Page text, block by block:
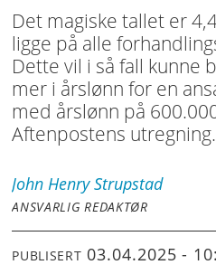
Det magiske tallet er
ligge på alle
Dette vil i så fall kunne
mer i årslønn for en
med årslønn på
Aftenpostens utregning.
John Henry Strupstad
ANSVARLIG REDAKTØR
PUBLISERT 03.04.2025 -